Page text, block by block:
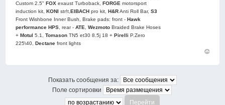
Custom 2.5" FOX exaust Turboback, FORGE motorsport
induction kit, KONI str!t, EIBACH pro kit, H&RAnti Roll Bar,S3
Front Wishbone Inner Bush, Brake pads: front - Hawk
performance HPS, rear -АТЕ,Wezmoto Braided Brake Hoses
+ Motul 5.1,Tomason TN5 et30 8.5j 18 + Pirelli P.Zero
225\40, Dectane front lights
Показать сообщения за:
Поле сортировки